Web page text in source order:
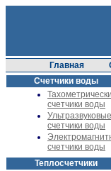
Главная
Счетчики воды
счетчики воды
Ультразвуковые
счетчики воды
счетчики воды
Теплосчетчики